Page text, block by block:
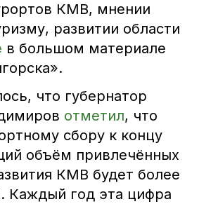
КМВ, мнении
развитии области
в большом материале
что губернатор
отметил, что
сбору к концу
объём привлечённых
КМВ будет более
Каждый год эта цифра